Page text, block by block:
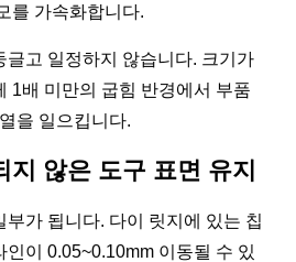
를 가속화합니다.
글고 일정하지 않습니다. 크기가
1배 미만의 굽힘 반경에서 부품
을 일으킵니다.
지 않은 도구 표면 유지
부가 됩니다. 다이 릿지에 있는 칩
이 0.05~0.10mm 이동될 수 있